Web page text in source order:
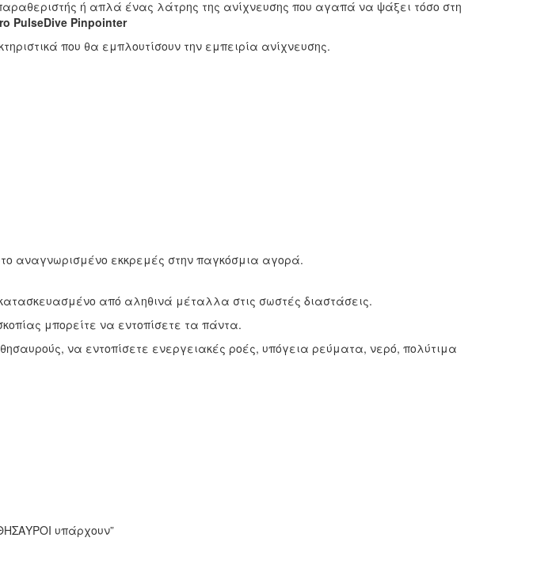
ή απλά ένας λάτρης της ανίχνευσης που αγαπά να ψάξει τόσο στη
PulseDive Pinpointer
που θα εμπλουτίσουν την εμπειρία ανίχνευσης.
αναγνωρισμένο εκκρεμές στην παγκόσμια αγορά.
κατασκευασμένο από αληθινά μέταλλα στις σωστές διαστάσεις.
μπορείτε να εντοπίσετε τα πάντα.
να εντοπίσετε ενεργειακές ροές, υπόγεια ρεύματα, νερό, πολύτιμα
υπάρχουν”